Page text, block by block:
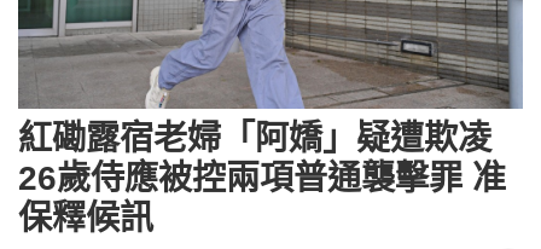
紅磡露宿老婦「阿嬌」疑遭欺凌
26歲侍應被控兩項普通襲擊罪 准
保釋候訊